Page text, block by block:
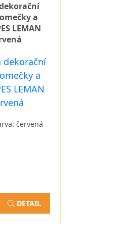
a
LEMAN
červená
DETAIL